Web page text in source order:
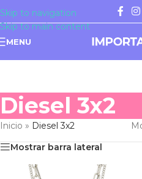
Skip to navigation
Skip to main content
MENU
Diesel 3x2
Inicio » Diesel 3x2
Mostrar barra lateral